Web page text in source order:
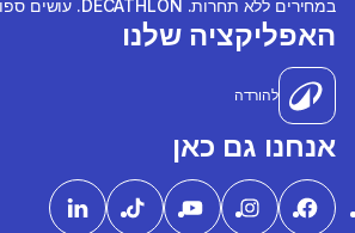
במחירים ללא תחרות. DECATHLON. עושים ספורט יחד!
האפליקציה שלנו
להורדה
אנחנו גם כאן